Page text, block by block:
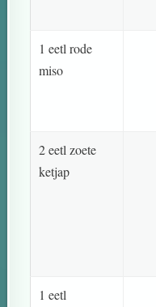
1 eetl rode
miso
2 eetl zoete
ketjap
1 eetl